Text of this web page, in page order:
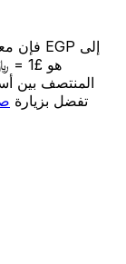
المنتصف بين
لمعرفة تكلفة هذا التحويل مع Xe، تفضل بزيارة